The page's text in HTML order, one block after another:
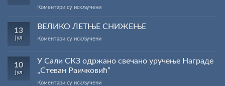
Министарства
за
капиталних
на
српском
Коментари су искљученина
РАДОЈЧИЋ
ЖИЧКЕ
2026.
ГОДИНУ
13
јул
ВЕЛИКО ЛЕТЊЕ СНИЖЕЊЕ
Коментари су искљученина
СНИЖЕЊЕ
10
јул
У Сали СКЗ одржано свечано уручење Награде
„Стеван Раичковић”
Коментари су искљученина